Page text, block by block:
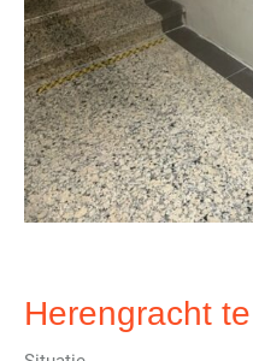
Herengracht